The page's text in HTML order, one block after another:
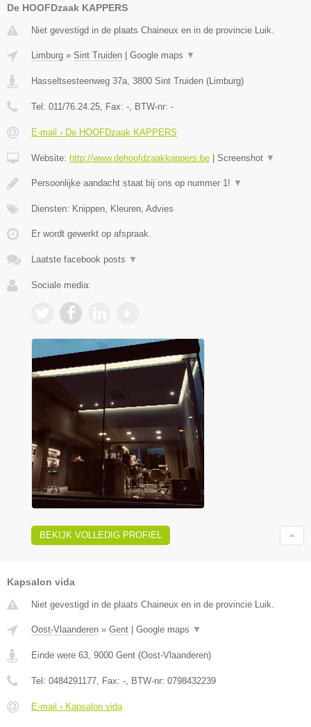
De HOOFDzaak KAPPERS
Niet gevestigd in de plaats Chaineux en in de provincie Luik.
Limburg » Sint Truiden | Google maps ▼
Hasseltsesteenweg 37a 3800 Sint Truiden (Limburg)
Tel: 011/76.24.25 , Fax: - , BTW-nr: -
E-mail › De HOOFDzaak KAPPERS
Website: http://www.dehoofdzaakkappers.be | Screenshot ▼
Persoonlijke aandacht staat bij ons op nummer 1! ▼
Diensten: Knippen, Kleuren, Advies
Er wordt gewerkt op afspraak.
Laatste facebook posts ▼
Sociale media:
BEKIJK VOLLEDIG PROFIEL
Kapsalon vida
Niet gevestigd in de plaats Chaineux en in de provincie Luik.
Oost-Vlaanderen » Gent | Google maps ▼
Einde were 63 9000 Gent (Oost-Vlaanderen)
Tel: 0484291177 , Fax: - , BTW-nr: 0798432239
E-mail › Kapsalon vida